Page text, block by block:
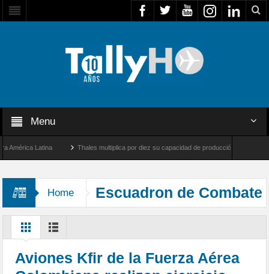
Menu
Latina Thales multiplica por diez su capacidad de producción de radares en
Home
Escuadron de Combate
111
Aviones Kfir de la Fuerza Aérea